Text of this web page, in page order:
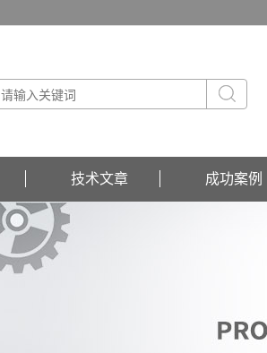
技术文章 成功案例